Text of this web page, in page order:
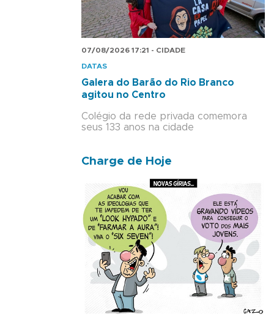
07/08/2026 17:21 - CIDADE
DATAS
Galera do Barão do Rio Branco
agitou no Centro
Colégio da rede privada comemora
seus 133 anos na cidade
Charge de Hoje